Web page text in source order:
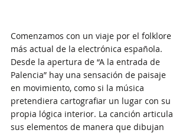
Comenzamos con un viaje por el folklore
más actual de la electrónica española.
Desde la apertura de “A la entrada de
Palencia” hay una sensación de paisaje
en movimiento, como si la música
pretendiera cartografiar un lugar con su
propia lógica interior. La canción articula
sus elementos de manera que dibujan